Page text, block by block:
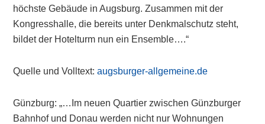
höchste Gebäude in Augsburg. Zusammen mit der
Kongresshalle, die bereits unter Denkmalschutz steht,
bildet der Hotelturm nun ein Ensemble….“
Quelle und Volltext:augsburger-allgemeine.de
Günzburg: „…Im neuen Quartier zwischen Günzburger
Bahnhof und Donau werden nicht nur Wohnungen